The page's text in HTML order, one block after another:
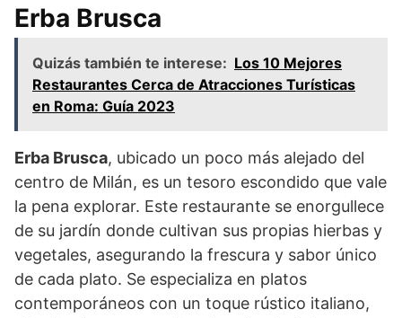
Erba Brusca
Quizás también te interese: Los 10 Mejores
Restaurantes Cerca de Atracciones Turísticas
en Roma: Guía 2023
Erba Brusca, ubicado un poco más alejado del
centro de Milán, es un tesoro escondido que vale
la pena explorar. Este restaurante se enorgullece
de su jardín donde cultivan sus propias hierbas y
vegetales, asegurando la frescura y sabor único
de cada plato. Se especializa en platos
contemporáneos con un toque rústico italiano,